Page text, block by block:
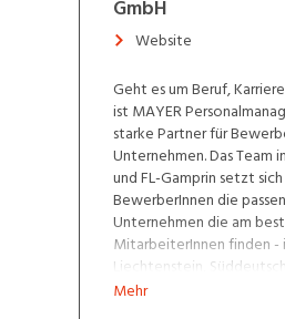
GmbH
Website
Geht es um Beruf,
ist MAYER
starke Partner für
Unternehmen. Das Team
und FL-Gamprin setzt
BewerberInnen die
Unternehmen die am
MitarbeiterInnen finden -
Liechtenstein,
Ostschweiz.
Mehr